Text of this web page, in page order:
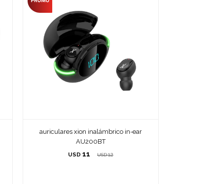
auriculares xion inalámbrico in-ear
AU200BT
USD 11 USD 12